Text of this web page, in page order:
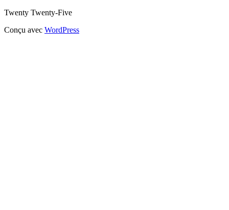
Twenty Twenty-Five
Conçu avec WordPress